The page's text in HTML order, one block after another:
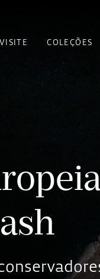
VISITE COLEÇÕES